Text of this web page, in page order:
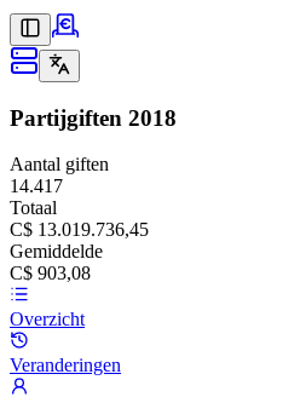
Partijgiften 2018
Aantal giften
14.417
Totaal
C$ 13.019.736,45
Gemiddelde
C$ 903,08
Overzicht
Veranderingen